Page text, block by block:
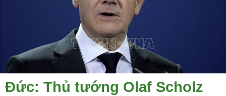
Đức: Thủ tướng Olaf Scholz